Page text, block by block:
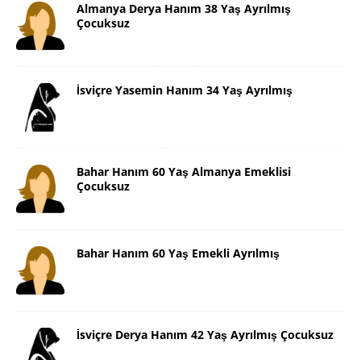
Almanya Derya Hanım 38 Yaş Ayrılmış
Çocuksuz
İsviçre Yasemin Hanım 34 Yaş Ayrılmış
Bahar Hanım 60 Yaş Almanya Emeklisi
Çocuksuz
Bahar Hanım 60 Yaş Emekli Ayrılmış
İsviçre Derya Hanım 42 Yaş Ayrılmış Çocuksuz